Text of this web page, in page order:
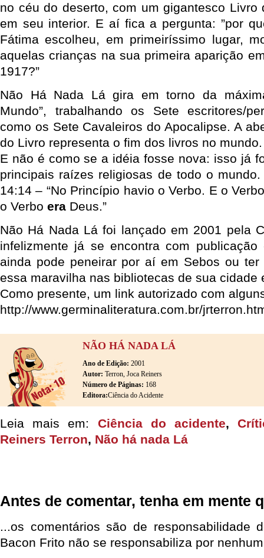
no céu do deserto, com um gigantesco Livro
em seu interior. E aí fica a pergunta: ”por
Fátima escolheu, em primeiríssimo lugar,
aquelas crianças na sua primeira aparição
1917?”
Não Há Nada Lá gira em torno da
Mundo”, trabalhando os Sete escritores/
como os Sete Cavaleiros do Apocalipse. A
do Livro representa o fim dos livros no mundo.
E não é como se a idéia fosse nova: isso já
principais raízes religiosas de todo o
14:14 – “No Princípio havio o Verbo. E o
o Verbo era Deus.”
Não Há Nada Lá foi lançado em 2001 pela
infelizmente já se encontra com publicação
ainda pode peneirar por aí em Sebos ou
essa maravilha nas bibliotecas de sua cidade
Como presente, um link autorizado com
http://www.germinaliteratura.com.br/
NÃO HÁ NADA LÁ
Ano de Edição: 2001
Autor: Terron, Joca Reiners
Número de Páginas: 168
Editora:Ciência do Acidente
Leia mais em: Ciência do acidente,
Reiners Terron, Não há nada Lá
Antes de comentar, tenha em mente
...os comentários são de responsabilidade
Bacon Frito não se responsabiliza por